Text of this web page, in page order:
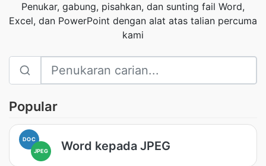
Penukar, gabung, pisahkan, dan sunting fail Word,
Excel, dan PowerPoint dengan alat atas talian percuma
kami
Popular
DOC
JPEG
Word kepada JPEG